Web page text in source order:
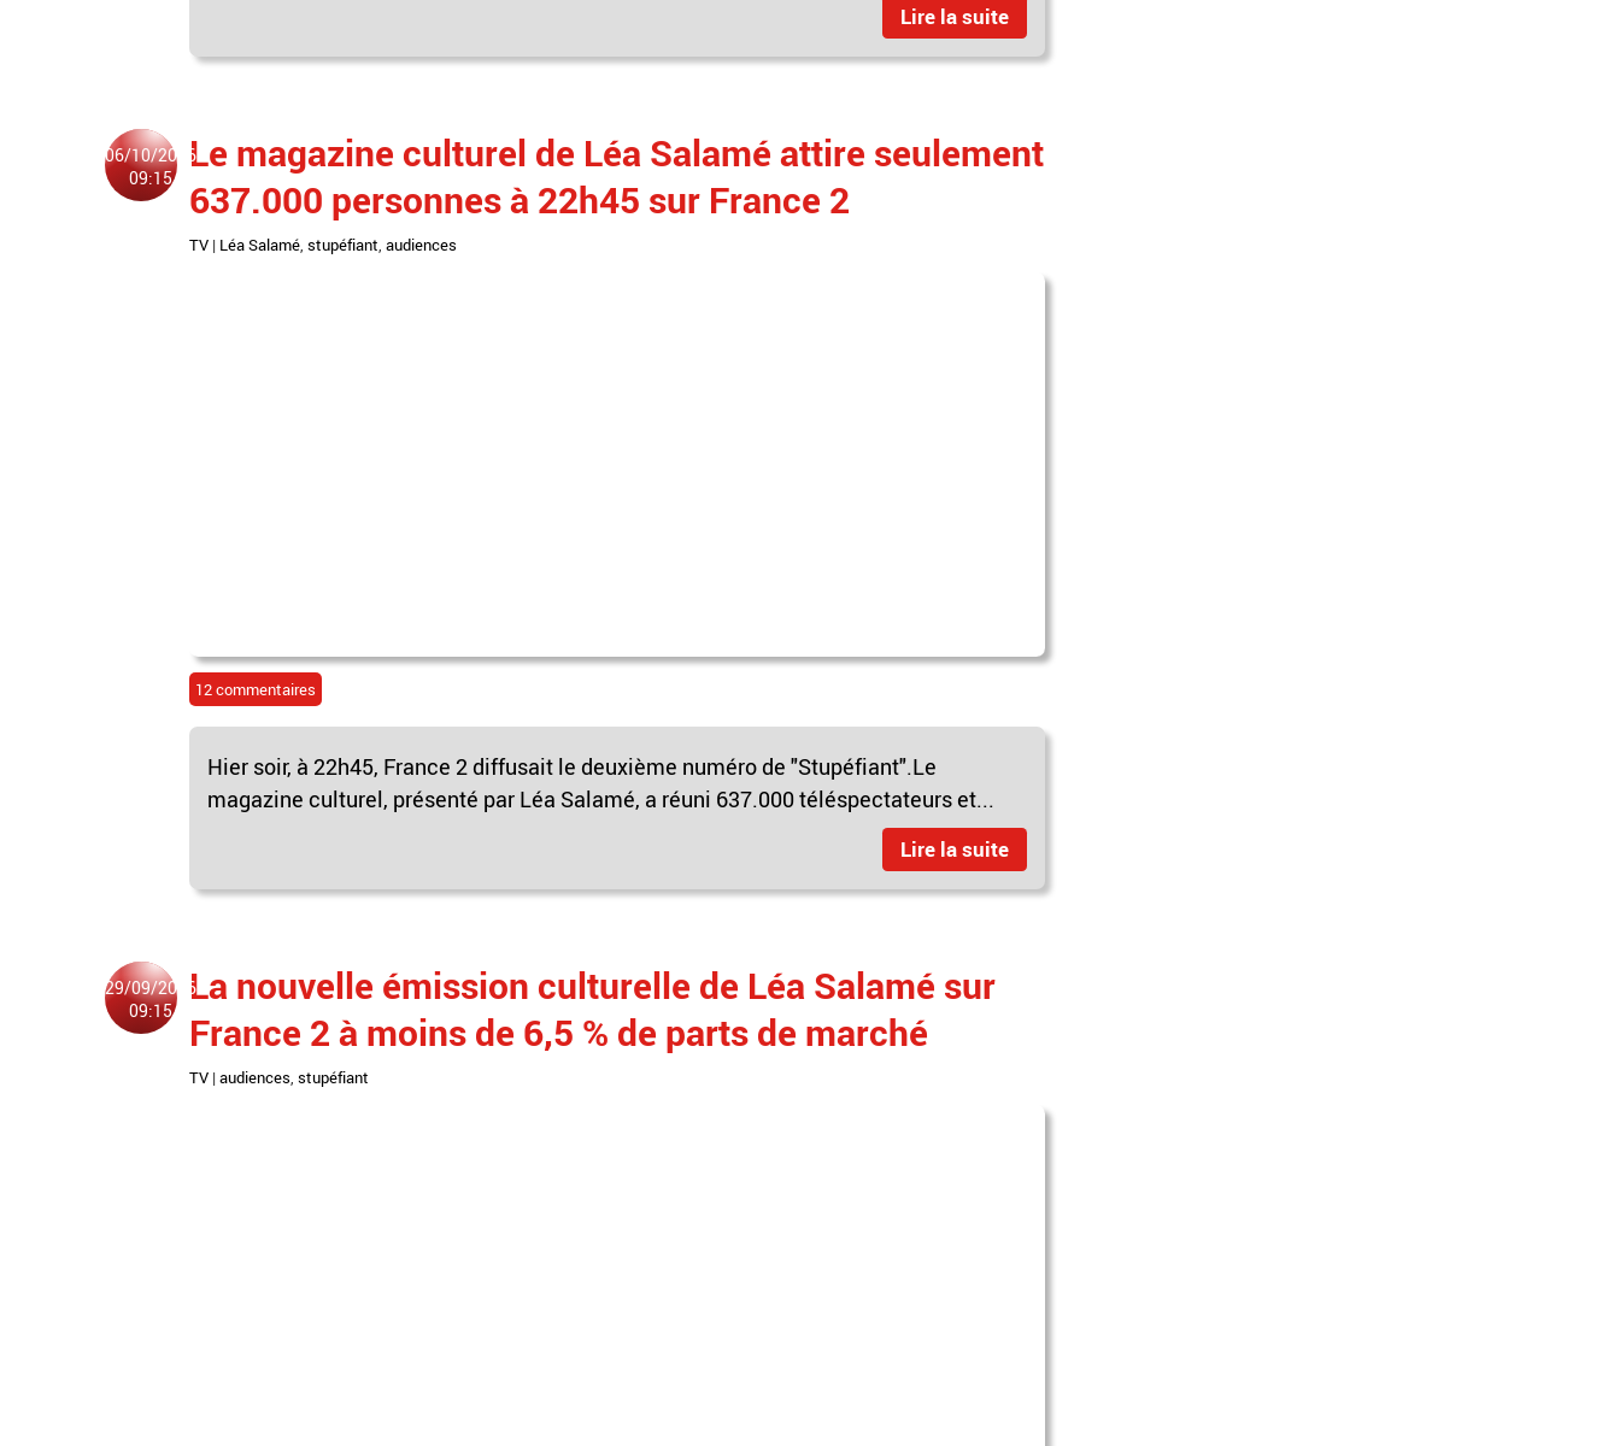
Lire la suite
06/10/2016
09:15
Le magazine culturel de Léa Salamé attire seulement
637.000 personnes à 22h45 sur France 2
TV | Léa Salamé stupéfiant audiences
12 commentaires
Hier soir, à 22h45, France 2 diffusait le deuxième numéro de "Stupéfiant".Le
magazine culturel, présenté par Léa Salamé, a réuni 637.000 téléspectateurs et...
Lire la suite
29/09/2016
09:15
La nouvelle émission culturelle de Léa Salamé sur
France 2 à moins de 6,5 % de parts de marché
TV | audiences, stupéfiant